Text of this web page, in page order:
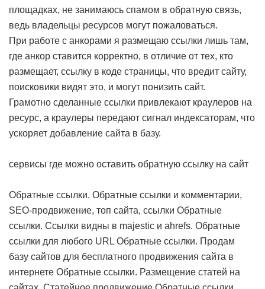
площадках, не занимаюсь спамом в обратную связь,
ведь владельцы ресурсов могут пожаловаться.
При работе с анкорами я размещаю ссылки лишь там,
где анкор ставится корректно, в отличие от тех, кто
размещает, ссылку в коде страницы, что вредит сайту,
поисковики видят это, и могут понизить сайт.
Грамотно сделанные ссылки привлекают краулеров на
ресурс, а краулеры передают сигнал индексаторам, что
ускоряет добавление сайта в базу.
сервисы где можно оставить обратную ссылку на сайт
Обратные ссылки. Обратные ссылки и комментарии,
SEO-продвижение, топ сайта, ссылки Обратные
ссылки. Cсылки видны в majestic и ahrefs. Обратные
ссылки для любого URL Обратные ссылки. Продам
базу сайтов для бесплатного продвижения сайта в
интернете Обратные ссылки. Размещение статей на